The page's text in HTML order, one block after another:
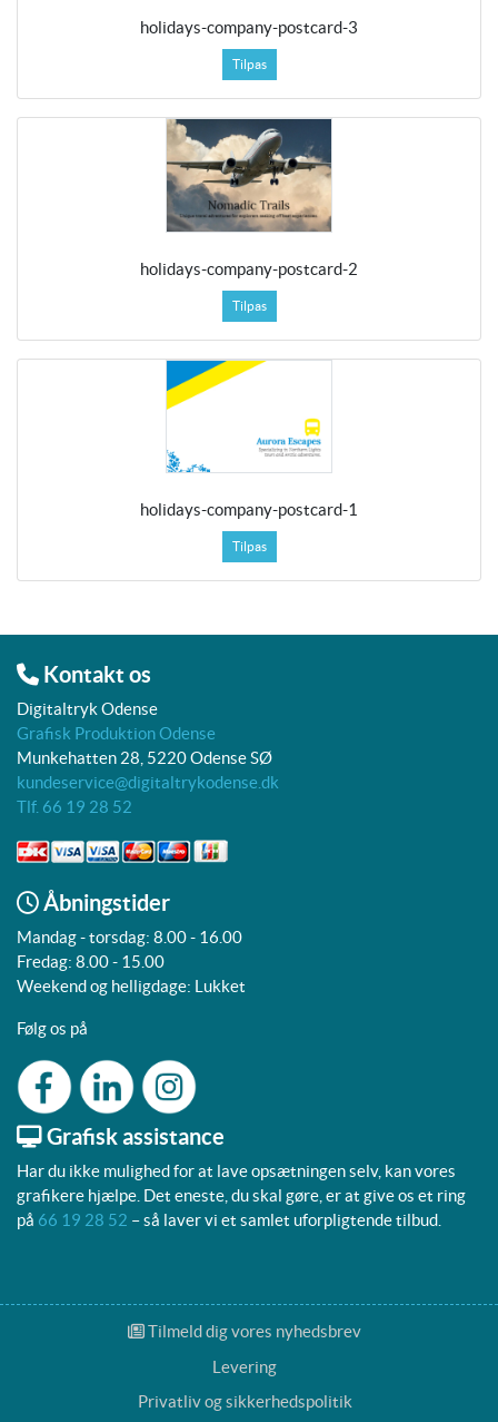
holidays-company-postcard-3
Tilpas
holidays-company-postcard-2
Tilpas
holidays-company-postcard-1
Tilpas
Kontakt os
Digitaltryk Odense
Grafisk Produktion Odense
Munkehatten 28, 5220 Odense SØ
kundeservice@digitaltrykodense.dk
Tlf. 66 19 28 52
Åbningstider
Mandag - torsdag: 8.00 - 16.00
Fredag: 8.00 - 15.00
Weekend og helligdage: Lukket
Følg os på
Grafisk assistance
Har du ikke mulighed for at lave opsætningen selv, kan vores
grafikere hjælpe. Det eneste, du skal gøre, er at give os et ring
på 66 19 28 52 – så laver vi et samlet uforpligtende tilbud.
Tilmeld dig vores nyhedsbrev
Tilmeld dig vores nyhedsbrev
Levering
Privatliv og sikkerhedspolitik